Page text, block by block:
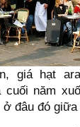
giá hạt
cuối năm
đâu đó